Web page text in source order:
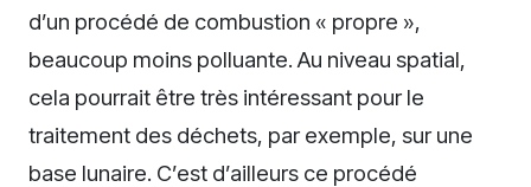
d’un procédé de combustion « propre »,
beaucoup moins polluante. Au niveau spatial,
cela pourrait être très intéressant pour le
traitement des déchets, par exemple, sur une
base lunaire. C’est d’ailleurs ce procédé